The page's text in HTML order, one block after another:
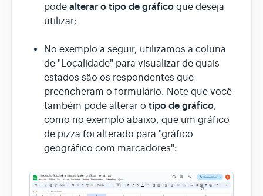
pode alterar o tipo de gráfico que deseja
utilizar;
No exemplo a seguir, utilizamos a coluna
de "Localidade" para visualizar de quais
estados são os respondentes que
preencheram o formulário. Note que você
também pode alterar o tipo de gráfico,
como no exemplo abaixo, que um gráfico
de pizza foi alterado para "gráfico
geográfico com marcadores":